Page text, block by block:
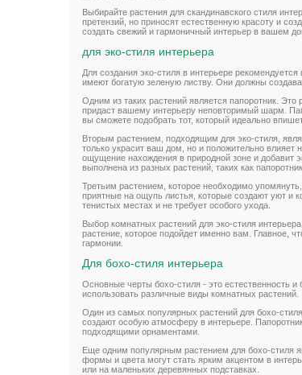
Выбирайте растения для скандинавского стиля
претензий, но приносят естественную красоту и
создать свежий и гармоничный интерьер в вашем
для эко-стиля интерьера
Для создания эко-стиля в интерьере
имеют богатую зеленую листву. Они должны
Одним из таких растений является папоротник. Это
придаст вашему интерьеру неповторимый шарм.
вы сможете подобрать тот, который идеально
Вторым растением, подходящим для эко-стиля,
только украсит ваш дом, но и положительно влияет
ощущение нахождения в природной зоне и добавит
выполнена из разных растений, таких как
Третьим растением, которое необходимо
приятные на ощупь листья, которые создают уют и
тенистых местах и не требует особого ухода.
Выбор комнатных растений для эко-стиля
растение, которое подойдет именно вам. Главное,
гармонии.
Для бохо-стиля интерьера
Основные черты бохо-стиля - это естественность и
использовать различные виды комнатных растений.
Один из самых популярных растений для бохо-
создают особую атмосферу в интерьере.
подходящими орнаментами.
Еще одним популярным растением для бохо-стиля
формы и цвета могут стать ярким акцентом в
или на маленьких деревянных подставках.